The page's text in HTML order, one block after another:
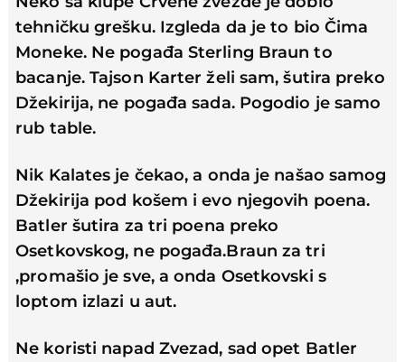
tehničku grešku. Izgleda da je to bio Čima
Moneke. Ne pogađa Sterling Braun to
bacanje. Tajson Karter želi sam, šutira preko
Džekirija, ne pogađa sada. Pogodio je samo
rub table.
Nik Kalates je čekao, a onda je našao samog
Džekirija pod košem i evo njegovih poena.
Batler šutira za tri poena preko
Osetkovskog, ne pogađa.Braun za tri
,promašio je sve, a onda Osetkovski s
loptom izlazi u aut.
Ne koristi napad Zvezad, sad opet Batler